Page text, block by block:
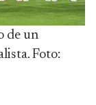
de un
Foto: